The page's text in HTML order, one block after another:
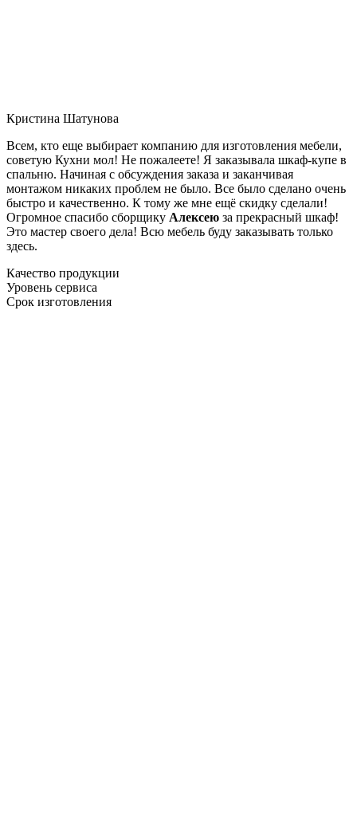
Кристина Шатунова
Всем, кто еще выбирает компанию для изготовления мебели,
советую Кухни мол! Не пожалеете! Я заказывала шкаф-купе в
спальню. Начиная с обсуждения заказа и заканчивая
монтажом никаких проблем не было. Все было сделано очень
быстро и качественно. К тому же мне ещё скидку сделали!
Огромное спасибо сборщику Алексею за прекрасный шкаф!
Это мастер своего дела! Всю мебель буду заказывать только
здесь.
Качество продукции
Уровень сервиса
Срок изготовления